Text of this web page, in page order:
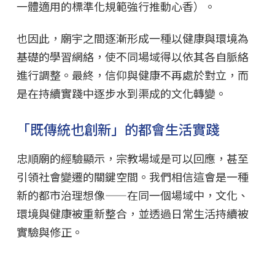
一體適用的標準化規範強行推動心香）。
也因此，廟宇之間逐漸形成一種以健康與環境為
基礎的學習網絡，使不同場域得以依其各自脈絡
進行調整。最終，信仰與健康不再處於對立，而
是在持續實踐中逐步水到渠成的文化轉變。
「既傳統也創新」的都會生活實踐
忠順廟的經驗顯示，宗教場域是可以回應，甚至
引領社會變遷的關鍵空間。我們相信這會是一種
新的都市治理想像——在同一個場域中，文化、
環境與健康被重新整合，並透過日常生活持續被
實驗與修正。